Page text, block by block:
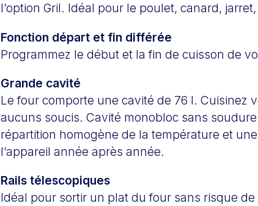
l’option Gril. Idéal pour le poulet, canard,
Fonction départ et fin différée
Programmez le début et la fin de cuisson de
Grande cavité
Le four comporte une cavité de 76 l. Cuisinez
aucuns soucis. Cavité monobloc sans
répartition homogène de la température et
l’appareil année après année.
Rails télescopiques
Idéal pour sortir un plat du four sans risque